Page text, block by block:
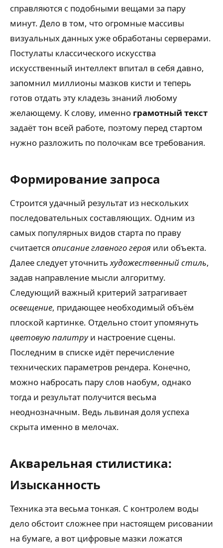
справляются с подобными вещами за пару
минут. Дело в том, что огромные массивы
визуальных данных уже обработаны серверами.
Постулаты классического искусства
искусственный интеллект впитал в себя давно,
запомнил миллионы мазков кисти и теперь
готов отдать эту кладезь знаний любому
желающему. К слову, именно грамотный текст
задаёт тон всей работе, поэтому перед стартом
нужно разложить по полочкам все требования.
Формирование запроса
Строится удачный результат из нескольких
последовательных составляющих. Одним из
самых популярных видов старта по праву
считается описание главного героя или объекта.
Далее следует уточнитьхудожественный стиль,
задав направление мысли алгоритму.
Следующий важный критерий затрагивает
освещение, придающее необходимый объём
плоской картинке. Отдельно стоит упомянуть
цветовую палитруи настроение сцены.
Последним в списке идёт перечисление
технических параметров рендера. Конечно,
можно набросать пару слов наобум, однако
тогда и результат получится весьма
неоднозначным. Ведь львиная доля успеха
скрыта именно в мелочах.
Акварельная стилистика:
Изысканность
Техника эта весьма тонкая. С контролем воды
дело обстоит сложнее при настоящем рисовании
на бумаге, а вот цифровые мазки ложатся